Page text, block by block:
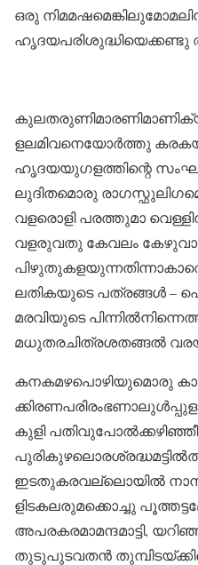
ഒരു
ഹൃദയപരിശുദ്ധിയെക്കണ്ടു
ളലമിവനെയോർത്തു
ഹൃദയയുഗളത്തിന്റെ
ലുദിതമൊരു
വളരൊളി പരത്തുമാ
വളരുവതു കേവലം
ലതികയുടെ പത്രങ്ങൾ –
മരവിയുടെ
മധുതരചിത്രശതങ്ങൽ
കനകമഴപൊഴിയുമൊരു
കുളി
ഇടതുകരവല്ലൊയിൽ
ളിടകലരുമക്കൊച്ചു
അപരകരമാമന്ദമാട്ടി,
തുടുപുടവതൻ